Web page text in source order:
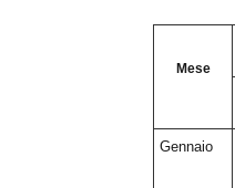
Mese
Gennaio